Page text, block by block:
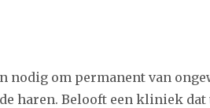
nodig om permanent van
haren. Belooft een kliniek